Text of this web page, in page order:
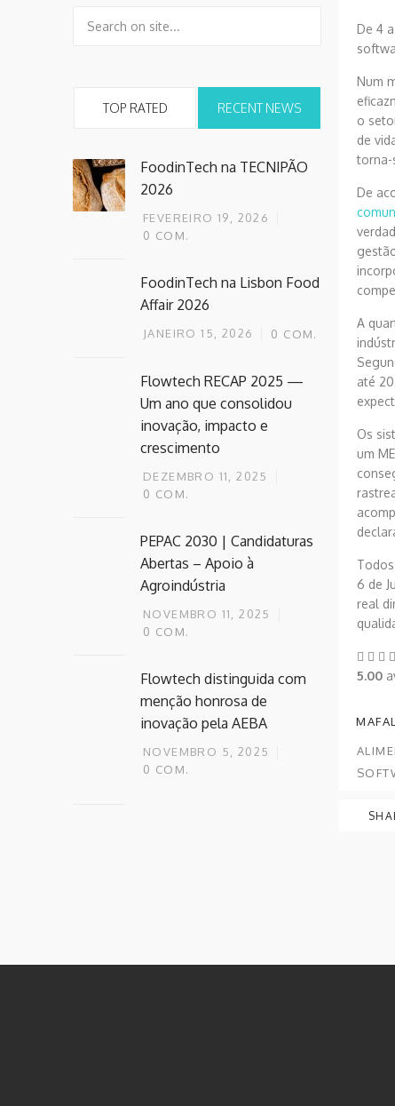
De 4
Num
o
de
torna-
De
A
até
Os
um
6 de
real
5.00
TOP RATED RECENT NEWS
FoodinTech na TECNIPÃO
2026
FEVEREIRO 19, 2026
0 COM.
FoodinTech na Lisbon Food
Affair 2026
JANEIRO 15, 2026 0 COM.
Flowtech RECAP 2025 —
Um ano que consolidou
inovação, impacto e
crescimento
DEZEMBRO 11, 2025
0 COM.
PEPAC 2030 | Candidaturas
Abertas – Apoio à
Agroindústria
NOVEMBRO 11, 2025
0 COM.
Flowtech distinguida com
menção honrosa de
inovação pela AEBA
NOVEMBRO 5, 2025
0 COM.